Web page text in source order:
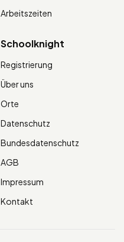
Arbeitszeiten
Schoolknight
Registrierung
Über uns
Orte
Datenschutz
Bundesdatenschutz
AGB
Impressum
Kontakt